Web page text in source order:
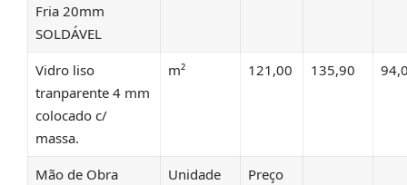
Fria 20mm
SOLDÁVEL
Vidro liso
tranparente 4 mm
colocado c/
massa.
m² 121,00 135,90
Mão de Obra Unidade
Preço